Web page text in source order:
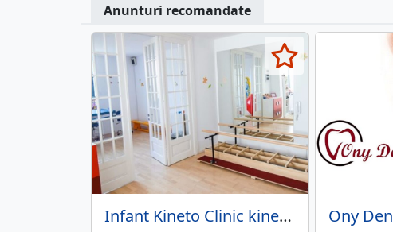
Anunturi recomandate
Infant Kineto Clinic kinetoterapie pediatrica